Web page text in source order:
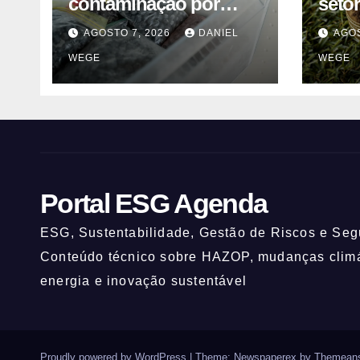
listeria suspende
venda de mirtilos em
fábricas da América do
Norte – Mix Vale
AGOSTO 7, 2026 DANIEL
WEGE WEGE
Portal ESG Agenda
ESG, Sustentabilidade, Gestão de Riscos e
Conteúdo técnico sobre HAZOP, mudanças
energia e inovação sustentável
Proudly powered by WordPress Theme: Newspaperex by